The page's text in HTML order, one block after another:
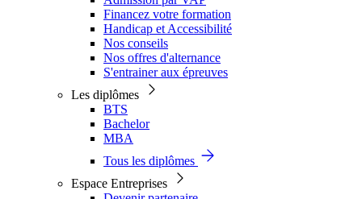
Financez votre formation
Handicap et Accessibilité
Nos conseils
Nos offres d'alternance
S'entrainer aux épreuves
Les diplômes
BTS
Bachelor
MBA
Tous les diplômes
Espace Entreprises